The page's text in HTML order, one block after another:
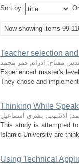
Sort by:
Now showing items 99-
Teacher selection
مفتاح; ادراه, قمر محمد
Experienced master's
They chose and
Thinking While
; الاشهب, بشرى اسماعيل
This study is attempted
Islamic University are
Using Technical